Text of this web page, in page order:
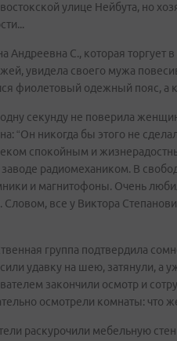
улице Нейбута, но
Андреевна С., которая
увидела своего мужа
фиолетовый одежный пояс, а
секунду не поверила
“Он никогда бы этого не
спокойным и
радиомехаником. В
и магнитофоны. Очень
Словом, все у Виктора
группа подтвердила
удавку на шею, затянули, а
закончили осмотр и
осмотрели комнаты: что
раскурочили мебельную